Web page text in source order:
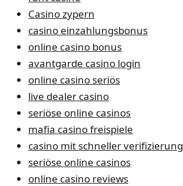
Casino zypern
casino einzahlungsbonus
online casino bonus
avantgarde casino login
online casino seriös
live dealer casino
seriöse online casinos
mafia casino freispiele
casino mit schneller verifizierung
seriöse online casinos
online casino reviews